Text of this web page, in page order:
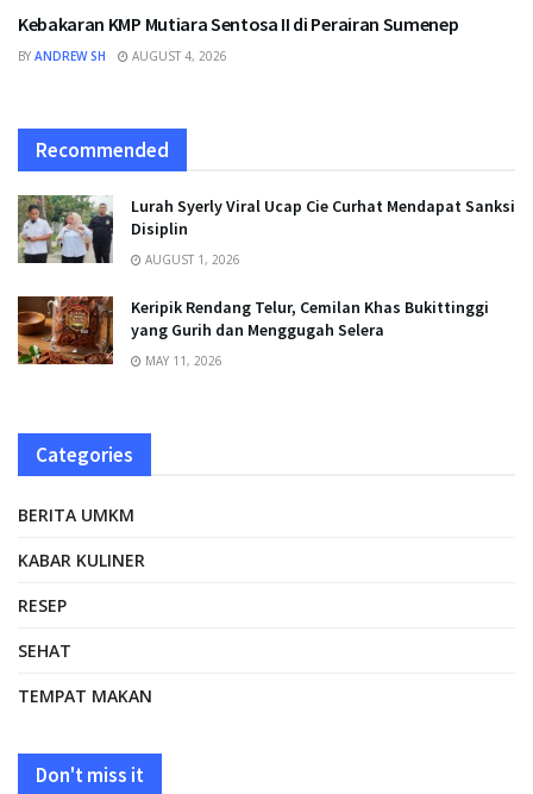
Kebakaran KMP Mutiara Sentosa II di Perairan Sumenep
BY ANDREW SH AUGUST 4, 2026
Recommended
Lurah Syerly Viral Ucap Cie Curhat Mendapat Sanksi
Disiplin
AUGUST 1, 2026
Keripik Rendang Telur, Cemilan Khas Bukittinggi
yang Gurih dan Menggugah Selera
MAY 11, 2026
Categories
BERITA UMKM
KABAR KULINER
RESEP
SEHAT
TEMPAT MAKAN
Don't miss it